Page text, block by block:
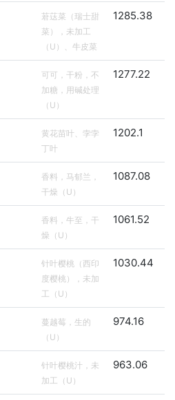
莙荙菜（瑞士甜
菜），未加工
（U）、牛皮菜
1285.38
可可，干粉，不
加糖，用碱处理
（U）
1277.22
黄花苗叶、孛孛
丁叶
1202.1
香料，马郁兰，
干燥（U）
1087.08
香料，牛至，干
燥（U）
1061.52
针叶樱桃（西印
度樱桃），未加
工（U）
1030.44
蔓越莓，生的
（U）
974.16
针叶樱桃汁，未
加工（U）
963.06